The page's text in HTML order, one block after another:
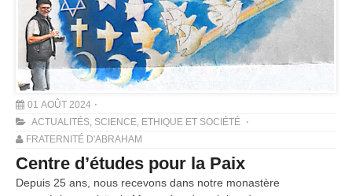
01 AOÛT 2024
ACTUALITÉS, SCIENCE, ETHIQUE ET SOCIÉTÉ
FRATERNITÉ D'ABRAHAM
Centre d’études pour la Paix
Depuis 25 ans, nous recevons dans notre monastère